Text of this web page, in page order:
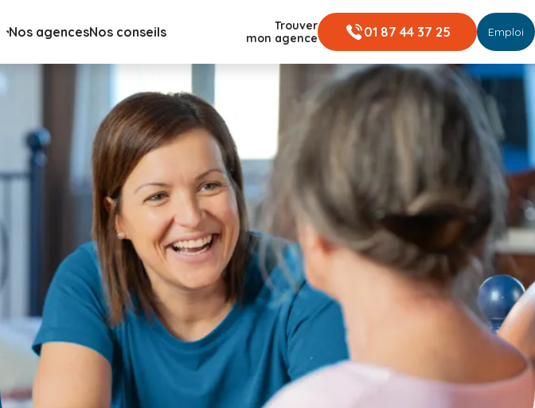
Nos agencesNos conseils
Trouver
mon agence
01 87 44 37 25 Emploi